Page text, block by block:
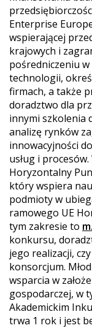
Enterprise
wspierającej
krajowych i
pośredniczeniu
technologii,
firmach, a także
doradztwo dla
innymi szkolenia
analizę rynków
innowacyjności
usług i
Horyzontalny
który wspiera
podmioty w
ramowego UE
tym zakresie to
konkursu,
jego realizacji,
konsorcjum.
wsparcia w
gospodarczej, w
Akademickim
trwa 1 rok i jest